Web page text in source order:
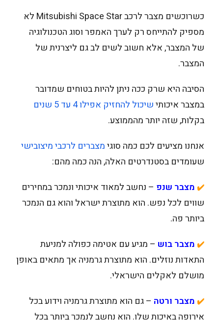
כשרוכשים מצבר לרכב Mitsubishi Space Star לא
מספיק להתייחס רק לערך האמפר וסוג הטכנולוגיה
של המצבר, אלא חשוב לשים לב גם ליצרנית של
המצבר.
הסיבה היא שרק ככה ניתן להיות בטוחים שמדובר
במצבר איכותישיכול להחזיק אפילו 4 עד 5 שנים
בקלות, שזה יותר מהממוצע.
אנחנו מציעים לכם כמה סוגימצברים לרכבי מיצובישי
שעומדים בסטנדרטים האלה, הנה כמה מהם:
✔️ מצבר שנפ – נחשב למאוד איכותי ונמכר במחירים
שווים לכל נפש. הוא מתוצרת ישראל והוא גם הנמכר
ביותר פה.
✔️ מצבר בוש – מגיע עם אטימה כפולה למניעת
התאדות נוזלים. הוא מתוצרת גרמניה אך מתאים באופן
מושלם לאקלים הישראלי.
✔️ מצבר ורטה – גם הוא מתוצרת גרמניה וידוע בכל
אירופה באיכות שלו. הוא נחשב לנמכר ביותר בכל